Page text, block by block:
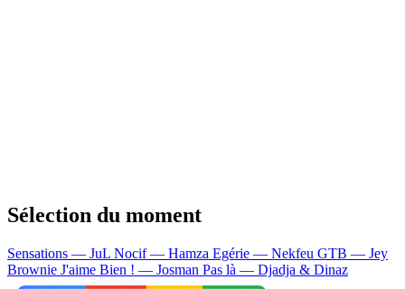
Sélection du moment
Sensations — JuL Nocif — Hamza Egérie — Nekfeu GTB — Jey
Brownie J'aime Bien ! — Josman Pas là — Djadja & Dinaz